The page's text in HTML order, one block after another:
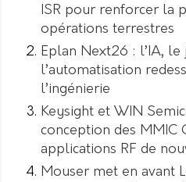
ISR pour renforcer la
opérations terrestres
Eplan Next26 : l’IA,
l’automatisation
l’ingénierie
Keysight et WIN
conception des MMIC
applications RF de
Mouser met en avant